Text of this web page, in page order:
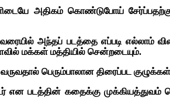
அதிகம் கொண்டுபோய்
வரையில் அந்தப் படத்தை எப்படி
மக்கள் மத்தியில் சென்றடையும்.
பெரும்பாலான திரைப்பட
என படத்தின் கதைக்கு